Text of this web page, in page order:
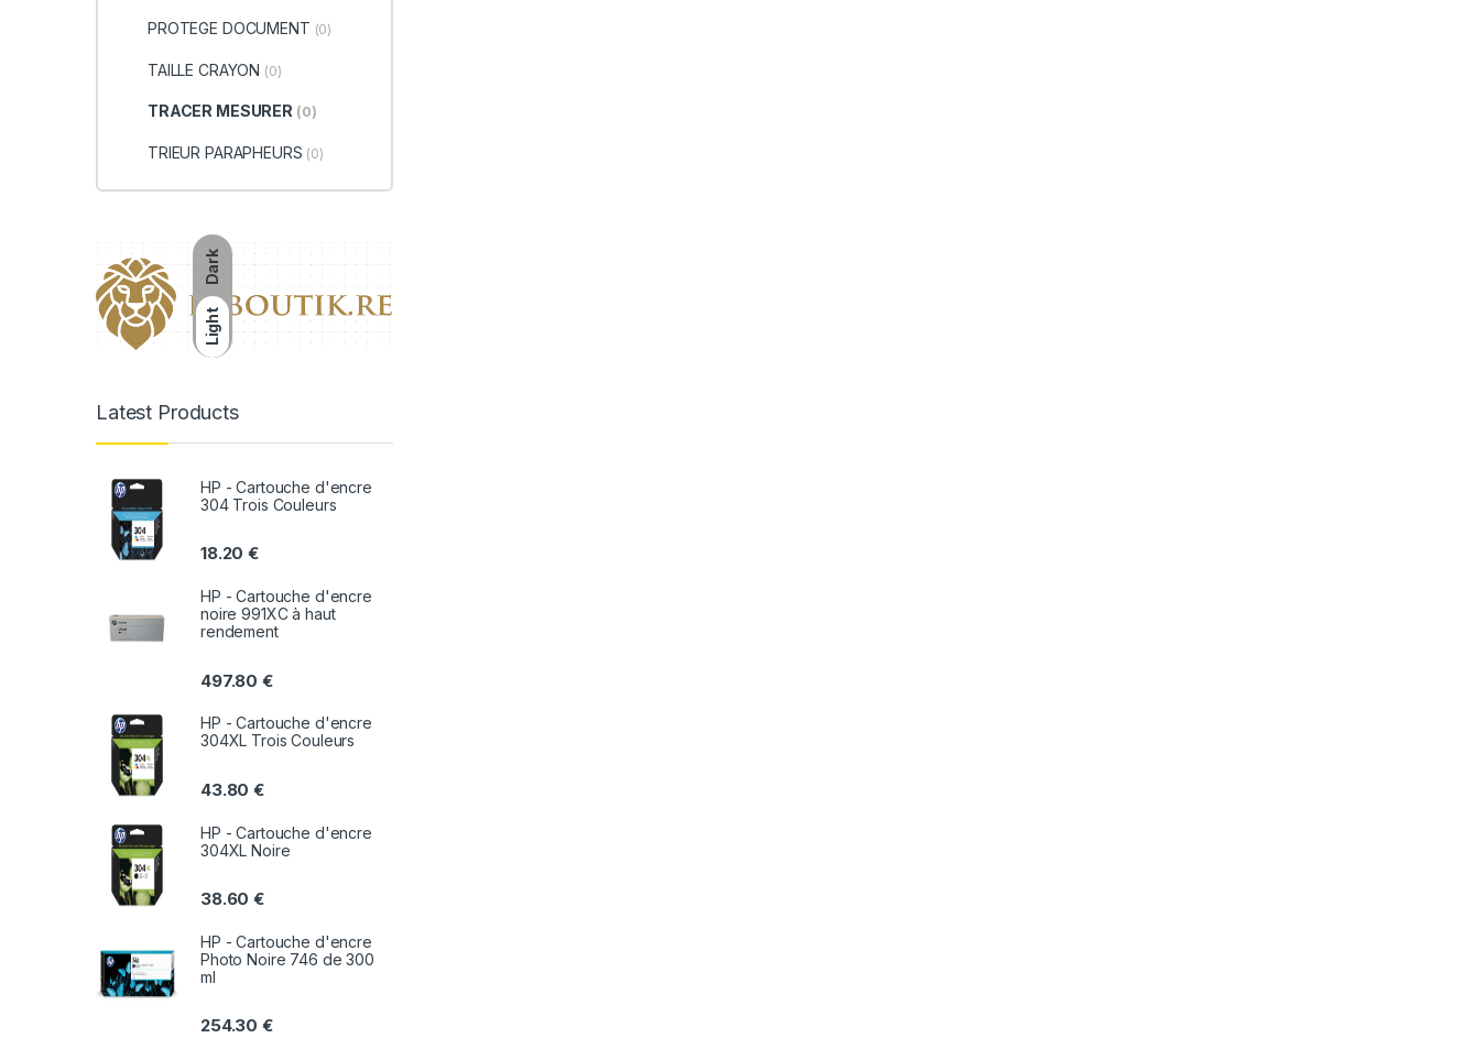
Dark
Light
PROTEGE DOCUMENT (0)
TAILLE CRAYON (0)
TRACER MESURER (0)
TRIEUR PARAPHEURS (0)
Latest Products
HP - Cartouche d'encre
304 Trois Couleurs
18.20€
HP - Cartouche d'encre
noire 991XC à haut
rendement
497.80€
HP - Cartouche d'encre
304XL Trois Couleurs
43.80€
HP - Cartouche d'encre
304XL Noire
38.60€
HP - Cartouche d'encre
Photo Noire 746 de 300
ml
254.30€